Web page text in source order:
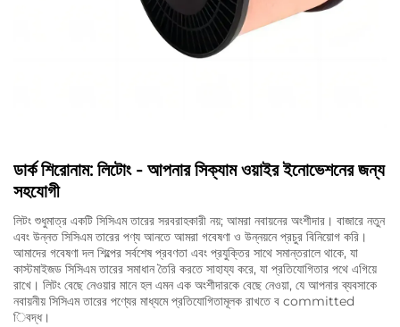
ডার্ক শিরোনাম: লিটোং - আপনার সিক্যাম ওয়াইর ইনোভেশনের জন্য
সহযোগী
লিটং শুধুমাত্র একটি সিসিএম তারের সরবরাহকারী নয়; আমরা নবায়নের অংশীদার। বাজারে নতুন
এবং উন্নত সিসিএম তারের পণ্য আনতে আমরা গবেষণা ও উন্নয়নে প্রচুর বিনিয়োগ করি।
আমাদের গবেষণা দল শিল্পের সর্বশেষ প্রবণতা এবং প্রযুক্তির সাথে সমান্তরালে থাকে, যা
কাস্টমাইজড সিসিএম তারের সমাধান তৈরি করতে সাহায্য করে, যা প্রতিযোগিতার পথে এগিয়ে
রাখে। লিটং বেছে নেওয়ার মানে হল এমন এক অংশীদারকে বেছে নেওয়া, যে আপনার ব্যবসাকে
নবায়নীয় সিসিএম তারের পণ্যের মাধ্যমে প্রতিযোগিতামূলক রাখতে ব committed
িবদ্ধ।